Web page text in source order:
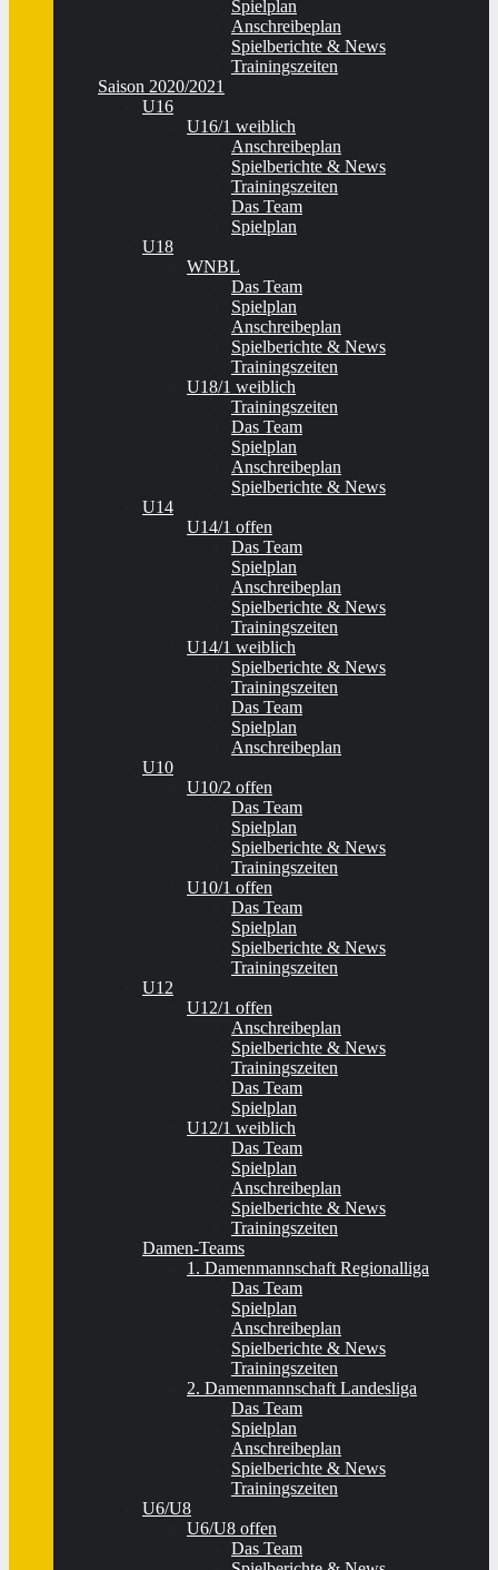
Spielplan
Anschreibeplan
Spielberichte & News
Trainingszeiten
Saison 2020/2021
U16
U16/1 weiblich
Anschreibeplan
Spielberichte & News
Trainingszeiten
Das Team
Spielplan
U18
WNBL
Das Team
Spielplan
Anschreibeplan
Spielberichte & News
Trainingszeiten
U18/1 weiblich
Trainingszeiten
Das Team
Spielplan
Anschreibeplan
Spielberichte & News
U14
U14/1 offen
Das Team
Spielplan
Anschreibeplan
Spielberichte & News
Trainingszeiten
U14/1 weiblich
Spielberichte & News
Trainingszeiten
Das Team
Spielplan
Anschreibeplan
U10
U10/2 offen
Das Team
Spielplan
Spielberichte & News
Trainingszeiten
U10/1 offen
Das Team
Spielplan
Spielberichte & News
Trainingszeiten
U12
U12/1 offen
Anschreibeplan
Spielberichte & News
Trainingszeiten
Das Team
Spielplan
U12/1 weiblich
Das Team
Spielplan
Anschreibeplan
Spielberichte & News
Trainingszeiten
Damen-Teams
1. Damenmannschaft Regionalliga
Das Team
Spielplan
Anschreibeplan
Spielberichte & News
Trainingszeiten
2. Damenmannschaft Landesliga
Das Team
Spielplan
Anschreibeplan
Spielberichte & News
Trainingszeiten
U6/U8
U6/U8 offen
Das Team